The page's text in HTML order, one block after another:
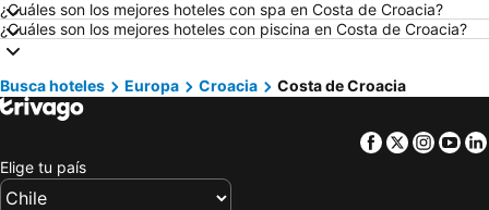
Hoteles en Aruba
Hoteles en Isla de Pascua
Hoteles en Chiloé
Hoteles en Girona
Hoteles en Chile
Hoteles en Asunción
Hoteles en Provincia de Iquique
Hoteles en Isla Djerba
¿Cuáles son los mejores hoteles con spa en Costa de Croacia?
¿Cuáles son los mejores hoteles con piscina en Costa de Croacia?
Busca hoteles Europa Croacia Costa de Croacia
Facebook
Twitter
Elige tu país